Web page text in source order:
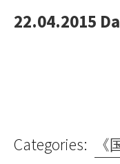
22.04.2015
Categories: